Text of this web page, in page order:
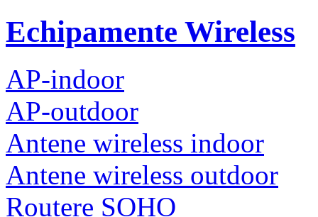
Echipamente Wireless
AP-indoor
AP-outdoor
Antene wireless indoor
Antene wireless outdoor
Routere SOHO